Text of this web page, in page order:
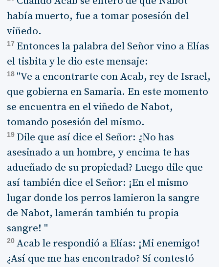
había muerto, fue a tomar posesión del
viñedo.
17 Entonces la palabra del Señor vino a Elías
el tisbita y le dio este mensaje:
18 "Ve a encontrarte con Acab, rey de Israel,
que gobierna en Samaria. En este momento
se encuentra en el viñedo de Nabot,
tomando posesión del mismo.
19 Dile que así dice el Señor: ¿No has
asesinado a un hombre, y encima te has
adueñado de su propiedad? Luego dile que
así también dice el Señor: ¡En el mismo
lugar donde los perros lamieron la sangre
de Nabot, lamerán también tu propia
sangre! "
20 Acab le respondió a Elías: ¡Mi enemigo!
¿Así que me has encontrado? Sí contestó